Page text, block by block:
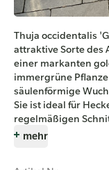
Thuja occidentalis
attraktive Sorte des
einer markanten
immergrüne
säulenförmige
Sie ist ideal für
regelmäßigen
mehr